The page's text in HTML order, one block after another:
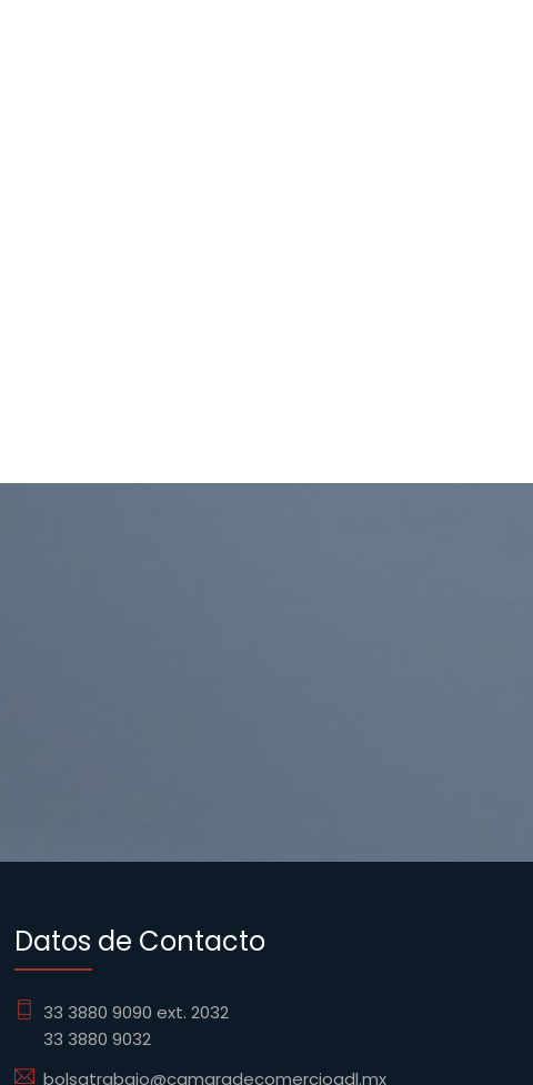
Datos de Contacto
33 3880 9090 ext. 2032
33 3880 9032
bolsatrabajo@camaradecomerciogdl.mx